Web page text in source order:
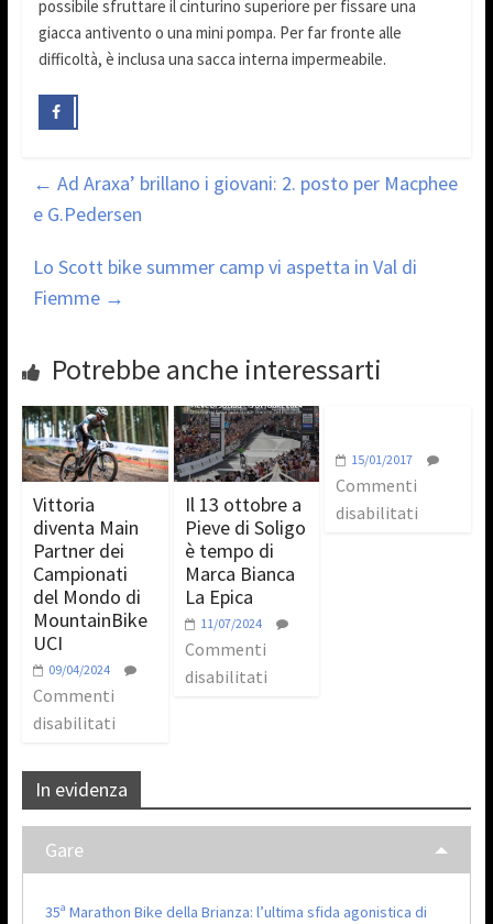
possibile sfruttare il cinturino superiore per fissare una
giacca antivento o una mini pompa. Per far fronte alle
difficoltà, è inclusa una sacca interna impermeabile.
← Ad Araxa’ brillano i giovani: 2. posto per Macphee
e G.Pedersen
Lo Scott bike summer camp vi aspetta in Val di
Fiemme →
Potrebbe anche interessarti
Vittoria
diventa Main
Partner dei
Campionati
del Mondo di
MountainBike
UCI
09/04/2024
Commenti
disabilitati
Il 13 ottobre a
Pieve di Soligo
è tempo di
Marca Bianca
La Epica
11/07/2024
Commenti
disabilitati
15/01/2017
Commenti
disabilitati
In evidenza
Gare
35ª Marathon Bike della Brianza: l’ultima sfida agonistica di